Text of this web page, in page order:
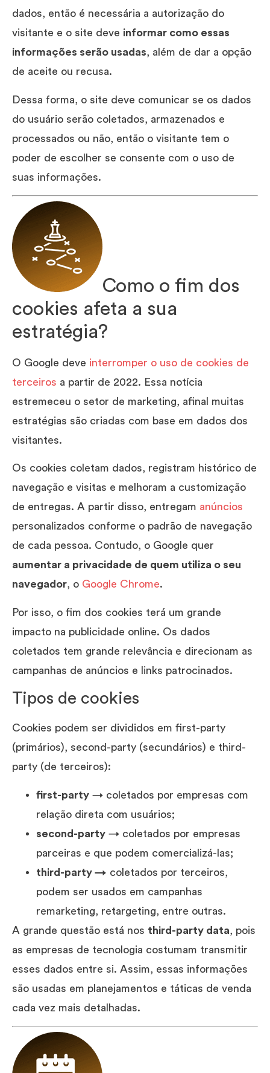
dados, então é necessária a autorização do
visitante e o site deve informar como essas
informações serão usadas, além de dar a opção
de aceite ou recusa.
Dessa forma, o site deve comunicar se os dados
do usuário serão coletados, armazenados e
processados ou não, então o visitante tem o
poder de escolher se consente com o uso de
suas informações.
Como o fim dos
cookies afeta a sua
estratégia?
O Google deve interromper o uso de cookies de
terceiros a partir de 2022. Essa notícia
estremeceu o setor de marketing, afinal muitas
estratégias são criadas com base em dados dos
visitantes.
Os cookies coletam dados, registram histórico de
navegação e visitas e melhoram a customização
de entregas. A partir disso, entregam anúncios
personalizados conforme o padrão de navegação
de cada pessoa. Contudo, o Google quer
aumentar a privacidade de quem utiliza o seu
navegador, o Google Chrome.
Por isso, o fim dos cookies terá um grande
impacto na publicidade online. Os dados
coletados tem grande relevância e direcionam as
campanhas de anúncios e links patrocinados.
Tipos de cookies
Cookies podem ser divididos em first-party
(primários), second-party (secundários) e third-
party (de terceiros):
first-party → coletados por empresas com
relação direta com usuários;
second-party → coletados por empresas
parceiras e que podem comercializá-las;
third-party → coletados por terceiros,
podem ser usados em campanhas
remarketing, retargeting, entre outras.
A grande questão está nos third-party data, pois
as empresas de tecnologia costumam transmitir
esses dados entre si. Assim, essas informações
são usadas em planejamentos e táticas de venda
cada vez mais detalhadas.